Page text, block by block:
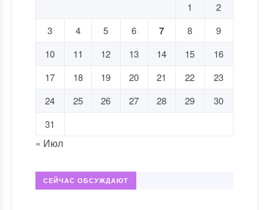
1
2
3
4 5 6 7 8
9
10
11 12 13 14 15
16
17
18 19 20 21 22
23
24
25 26 27 28 29
30
31
« Июл
СЕЙЧАС ОБСУЖДАЮТ